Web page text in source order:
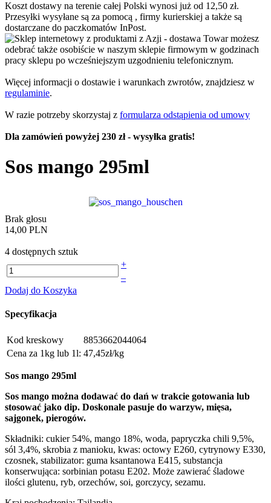
Koszt dostawy na terenie całej Polski wynosi już od 12,50 zł.
Przesyłki wysyłane są za pomocą , firmy kurierskiej a także są
dostarczane do paczkomatów InPost.
Towar możesz
odebrać także osobiście w naszym sklepie firmowym w godzinach
pracy sklepu po wcześniejszym uzgodnieniu telefonicznym.
Więcej informacji o dostawie i warunkach zwrotów, znajdziesz w
regulaminie.
W razie potrzeby skorzystaj z formularza odstąpienia od umowy
Dla zamówień powyżej 230 zł - wysyłka gratis!
Sos mango 295ml
Brak głosu
14,00 PLN
4 dostępnych sztuk
+
–
Dodaj do Koszyka
Specyfikacja
Kod kreskowy
8853662044064
Cena za 1kg lub 1l: 47,45zł/kg
Sos mango 295ml
Sos mango można dodawać do dań w trakcie gotowania lub
stosować jako dip. Doskonale pasuje do warzyw, mięsa,
sajgonek, pierogów.
Składniki: cukier 54%, mango 18%, woda, papryczka chili 9,5%,
sól 3,4%, skrobia z manioku, kwas: octowy E260, cytrynowy E330,
czosnek, stabilizator: guma ksantanowa E415, substancja
konserwująca: sorbinian potasu E202. Może zawierać śladowe
ilości glutenu, ryb, orzechów, soi, gorczycy, sezamu.